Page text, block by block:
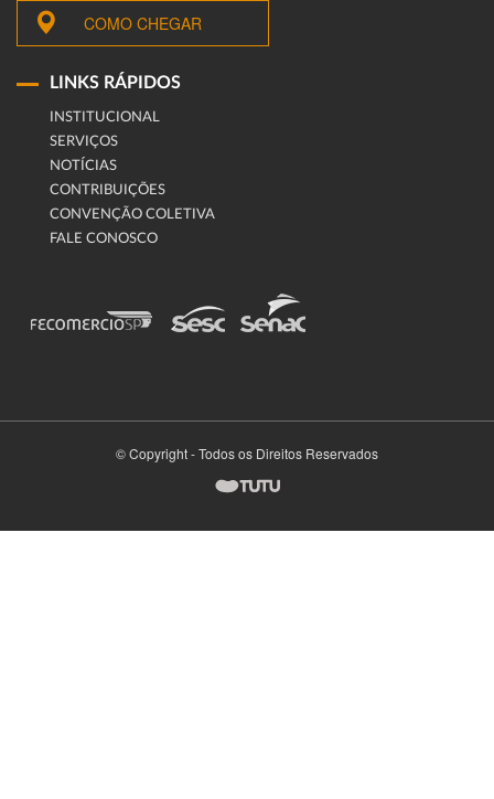
COMO CHEGAR
LINKS RÁPIDOS
INSTITUCIONAL
SERVIÇOS
NOTÍCIAS
CONTRIBUIÇÕES
CONVENÇÃO COLETIVA
FALE CONOSCO
© Copyright - Todos os Direitos Reservados